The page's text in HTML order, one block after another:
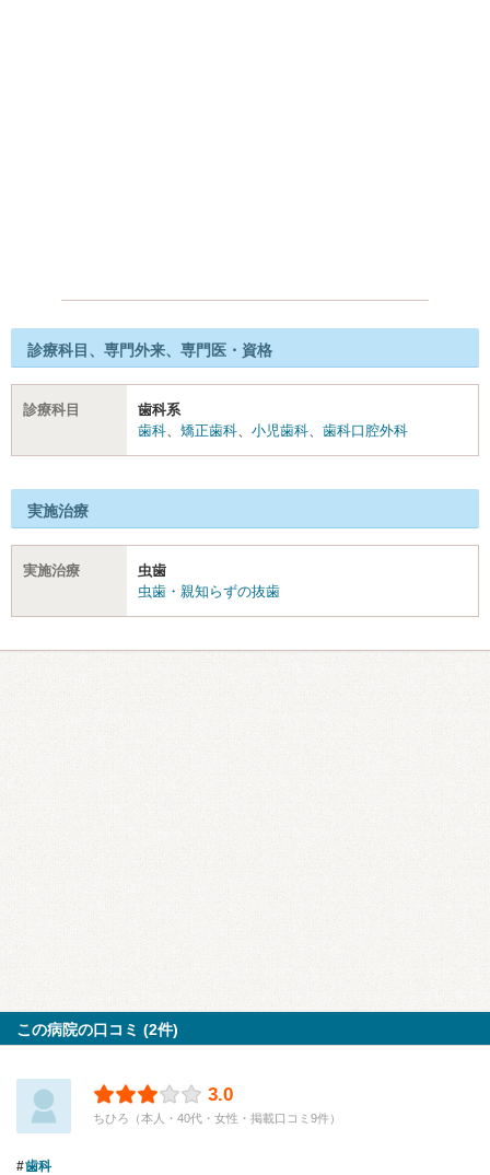
診療科目、専門外来、専門医・資格
診療科目
歯科系
歯科、 矯正歯科、 小児歯科、 歯科口腔外科
実施治療
実施治療
虫歯
虫歯・親知らずの抜歯
この病院の口コミ (2件)
3.0
ちひろ（本人・40代・女性・掲載口コミ9件）
歯科